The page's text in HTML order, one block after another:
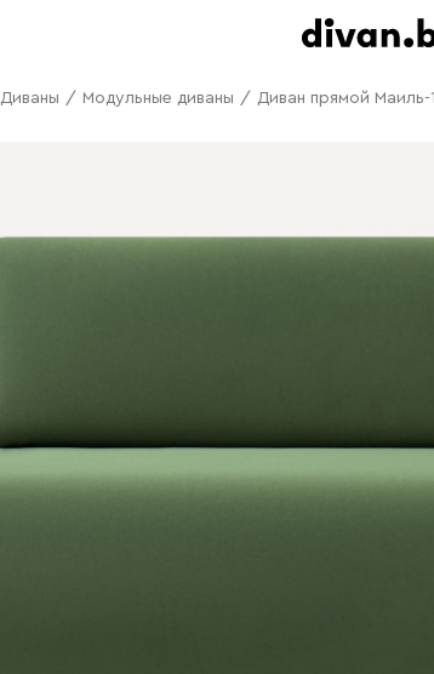
Диваны / Модульные диваны / Диван прямой